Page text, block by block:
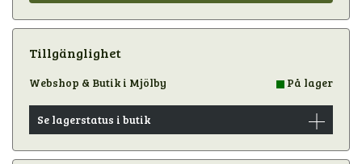
Tillgänglighet
Webshop & Butik i Mjölby På lager
Se lagerstatus i butik